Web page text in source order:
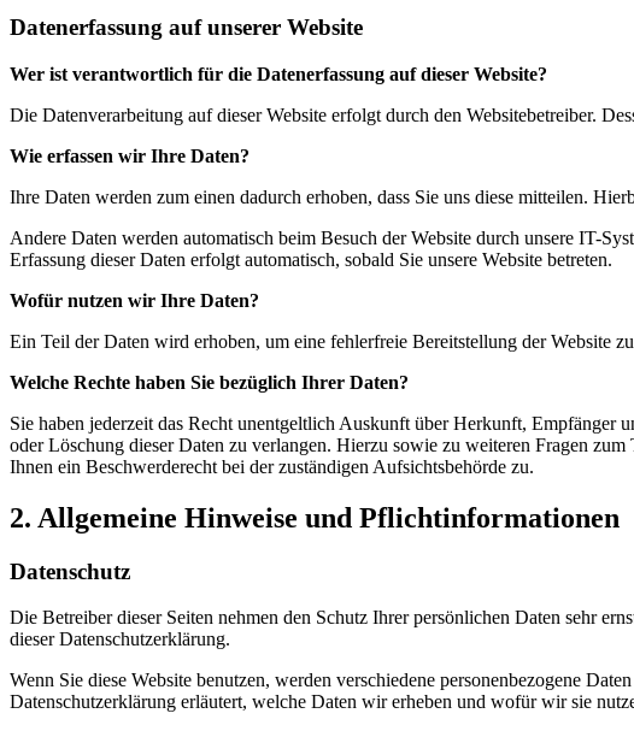
Datenerfassung auf unserer Website
Wer ist verantwortlich für die Datenerfassung auf dieser Website?
Die Datenverarbeitung auf dieser Website erfolgt durch den Websitebetreiber.
Wie erfassen wir Ihre Daten?
Ihre Daten werden zum einen dadurch erhoben, dass Sie uns diese mitteilen.
Andere Daten werden automatisch beim Besuch der Website durch unsere IT-
Erfassung dieser Daten erfolgt automatisch, sobald Sie unsere Website betreten.
Wofür nutzen wir Ihre Daten?
Ein Teil der Daten wird erhoben, um eine fehlerfreie Bereitstellung der Website
Welche Rechte haben Sie bezüglich Ihrer Daten?
Sie haben jederzeit das Recht unentgeltlich Auskunft über Herkunft, Empfänger
oder Löschung dieser Daten zu verlangen. Hierzu sowie zu weiteren Fragen
Ihnen ein Beschwerderecht bei der zuständigen Aufsichtsbehörde zu.
2. Allgemeine Hinweise und Pflichtinformationen
Datenschutz
Die Betreiber dieser Seiten nehmen den Schutz Ihrer persönlichen Daten sehr
dieser Datenschutzerklärung.
Wenn Sie diese Website benutzen, werden verschiedene personenbezogene
Datenschutzerklärung erläutert, welche Daten wir erheben und wofür wir sie